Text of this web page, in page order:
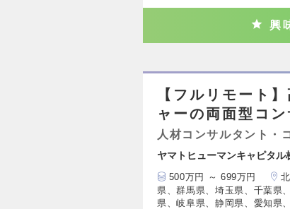
興
【フルリモート
ャーの両面型コ
人材コンサルタント・
ヤマトヒューマンキャピタル
500万円 ～ 699万円
県、群馬県、埼玉県、千葉県
県、岐阜県、静岡県、愛知県